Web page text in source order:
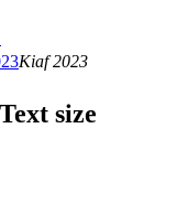
Kiaf 2023
Text size